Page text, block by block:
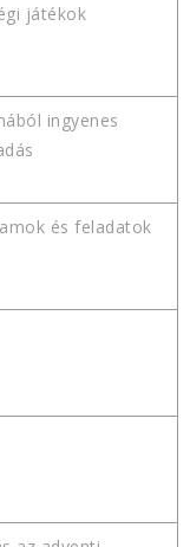
játékok
ingyenes
és feladatok